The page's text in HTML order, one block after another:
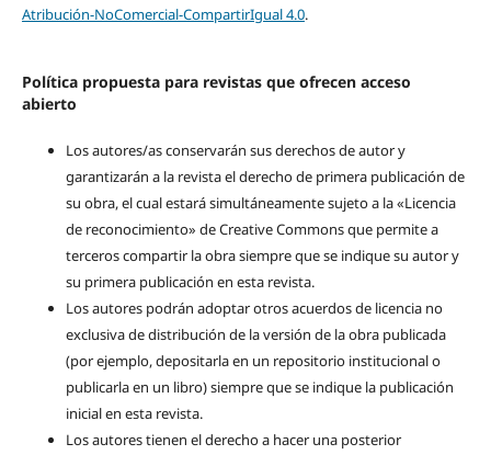
Atribución-NoComercial-CompartirIgual 4.0.
Política propuesta para revistas que ofrecen acceso
abierto
Los autores/as conservarán sus derechos de autor y
garantizarán a la revista el derecho de primera publicación de
su obra, el cual estará simultáneamente sujeto a la «Licencia
de reconocimiento» de Creative Commons que permite a
terceros compartir la obra siempre que se indique su autor y
su primera publicación en esta revista.
Los autores podrán adoptar otros acuerdos de licencia no
exclusiva de distribución de la versión de la obra publicada
(por ejemplo, depositarla en un repositorio institucional o
publicarla en un libro) siempre que se indique la publicación
inicial en esta revista.
Los autores tienen el derecho a hacer una posterior